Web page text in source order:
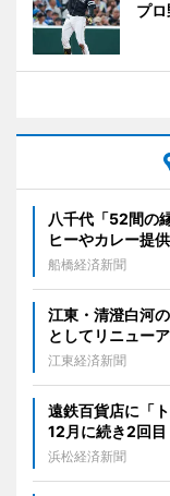
プ
八千代「52間の
ヒーやカレー提供
船橋経済新聞
江東・清澄白河
としてリニュー
江東経済新聞
遠鉄百貨店に「
12月に続き2回目
浜松経済新聞